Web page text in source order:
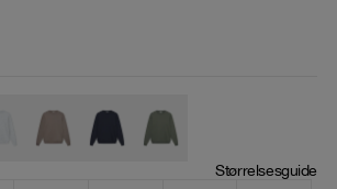
Størrelsesguide